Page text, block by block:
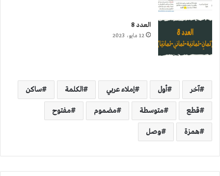
العدد 8
12 مايو، 2023
آخر أول إملاء عربي الكلمة ساكن
قطع متوسطة مضموم مفتوح
همزة وصل